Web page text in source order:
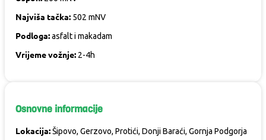
Najviša tačka: 502 mNV
Podloga:asfalt i makadam
Vrijeme vožnje: 2-4h
Osnovne informacije
Lokacija:Šipovo, Gerzovo, Protići, Donji Baraći, Gornja Podgorja